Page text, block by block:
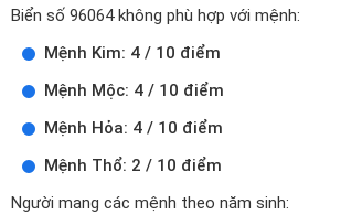
Biển số 96064 không phù hợp với mệnh:
Mệnh Kim: 4 / 10 điểm
Mệnh Mộc: 4 / 10 điểm
Mệnh Hỏa: 4 / 10 điểm
Mệnh Thổ: 2 / 10 điểm
Người mang các mệnh theo năm sinh: